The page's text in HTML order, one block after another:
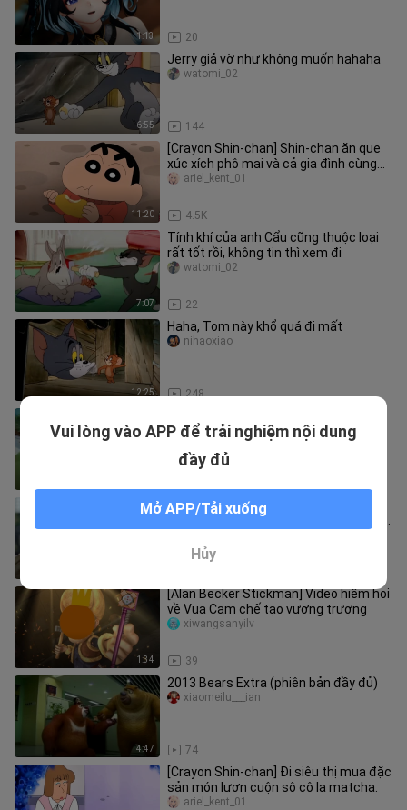
1:13 20
6:55
Jerry giả vờ như không muốn hahaha
144
watomi_02
11:20
[Crayon Shin-chan] Shin-chan ăn que
xúc xích phô mai và cả gia đình cùng
nhau ngắm hoàng hôn. Thật ấ
4.5K
ariel_kent_01
7:07
Tính khí của anh Cẩu cũng thuộc loại
rất tốt rồi, không tin thì xem đi
22
watomi_02
12:25
Haha, Tom này khổ quá đi mất
248
nihaoxiao___
con
Người luyện võ nhất định phải ăn no,
không ăn no thì lấy đâu ra sức lực mà
1:34
[Alan Becker Stickman] Video hiếm hoi
về Vua Cam chế tạo vương trượng
39
xiwangsanyilv
4:47
2013 Bears Extra (phiên bản đầy đủ)
74
xiaomeilu___ian
[Crayon Shin-chan] Đi siêu thị mua đặc
sản món lươn cuộn sô cô la matcha.
ariel_kent_01
Vui lòng vào APP để trải nghiệm nội dung
đầy đủ
Mở APP/Tải xuống
Hủy